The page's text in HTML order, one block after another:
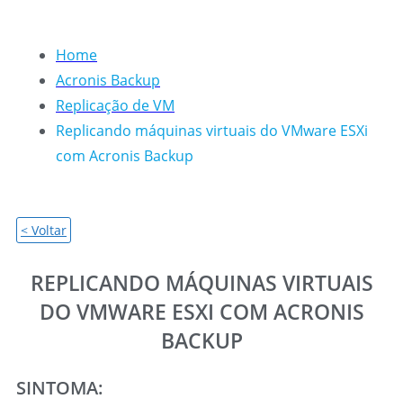
Home
Acronis Backup
Replicação de VM
Replicando máquinas virtuais do VMware ESXi
com Acronis Backup
< Voltar
REPLICANDO MÁQUINAS VIRTUAIS
DO VMWARE ESXI COM ACRONIS
BACKUP
SINTOMA: